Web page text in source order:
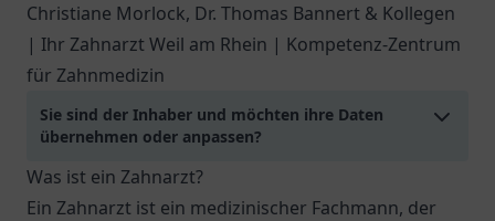
Christiane Morlock, Dr. Thomas Bannert & Kollegen
| Ihr Zahnarzt Weil am Rhein | Kompetenz-Zentrum
für Zahnmedizin
Sie sind der Inhaber und möchten ihre Daten
übernehmen oder anpassen?
Was ist ein Zahnarzt?
Ein Zahnarzt ist ein medizinischer Fachmann, der